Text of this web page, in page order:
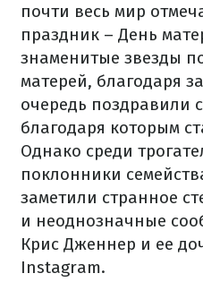
почти весь мир
праздник – День
знаменитые звезды
матерей, благодаря
очередь поздравили
благодаря которым
Однако среди
поклонники
заметили странное
и неоднозначные
Крис Дженнер и ее
Instagram.